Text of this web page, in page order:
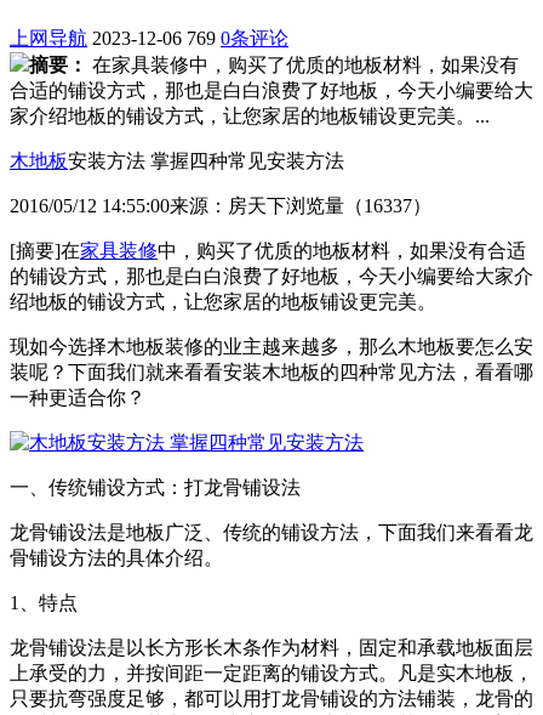
上网导航 2023-12-06 769 0条评论
摘要： 在家具装修中，购买了优质的地板材料，如果没有
合适的铺设方式，那也是白白浪费了好地板，今天小编要给大
家介绍地板的铺设方式，让您家居的地板铺设更完美。...
木地板安装方法 掌握四种常见安装方法
2016/05/12 14:55:00来源：房天下浏览量（16337）
[摘要]在家具装修中，购买了优质的地板材料，如果没有合适
的铺设方式，那也是白白浪费了好地板，今天小编要给大家介
绍地板的铺设方式，让您家居的地板铺设更完美。
现如今选择木地板装修的业主越来越多，那么木地板要怎么安
装呢？下面我们就来看看安装木地板的四种常见方法，看看哪
一种更适合你？
一、传统铺设方式：打龙骨铺设法
龙骨铺设法是地板广泛、传统的铺设方法，下面我们来看看龙
骨铺设方法的具体介绍。
1、特点
龙骨铺设法是以长方形长木条作为材料，固定和承载地板面层
上承受的力，并按间距一定距离的铺设方式。凡是实木地板，
只要抗弯强度足够，都可以用打龙骨铺设的方法铺装，龙骨的